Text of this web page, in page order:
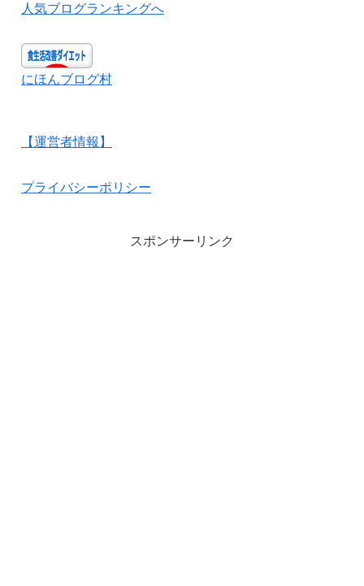
人気ブログランキングへ
にほんブログ村
【運営者情報】
プライバシーポリシー
スポンサーリンク